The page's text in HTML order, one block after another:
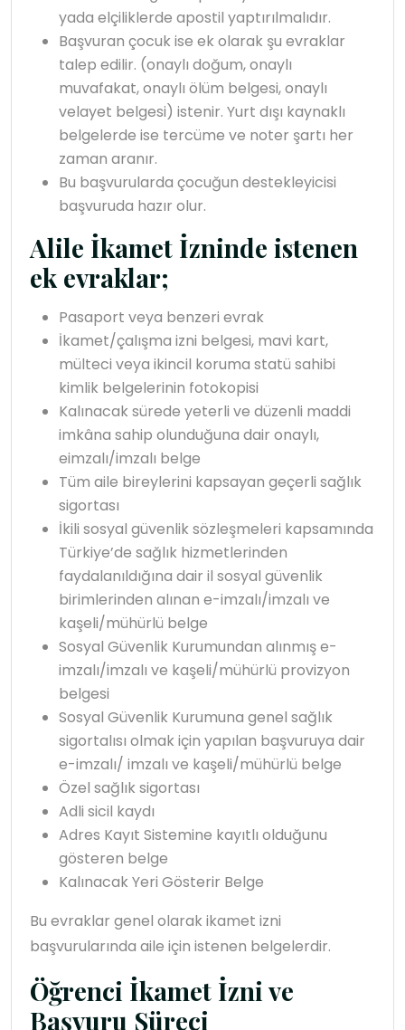
yada elçiliklerde apostil yaptırılmalıdır.
Başvuran çocuk ise ek olarak şu evraklar
talep edilir. (onaylı doğum, onaylı
muvafakat, onaylı ölüm belgesi, onaylı
velayet belgesi) istenir. Yurt dışı kaynaklı
belgelerde ise tercüme ve noter şartı her
zaman aranır.
Bu başvurularda çocuğun destekleyicisi
başvuruda hazır olur.
Alile İkamet İzninde istenen
ek evraklar;
Pasaport veya benzeri evrak
İkamet/çalışma izni belgesi, mavi kart,
mülteci veya ikincil koruma statü sahibi
kimlik belgelerinin fotokopisi
Kalınacak sürede yeterli ve düzenli maddi
imkâna sahip olunduğuna dair onaylı,
eimzalı/imzalı belge
Tüm aile bireylerini kapsayan geçerli sağlık
sigortası
İkili sosyal güvenlik sözleşmeleri kapsamında
Türkiye’de sağlık hizmetlerinden
faydalanıldığına dair il sosyal güvenlik
birimlerinden alınan e-imzalı/imzalı ve
kaşeli/mühürlü belge
Sosyal Güvenlik Kurumundan alınmış e-
imzalı/imzalı ve kaşeli/mühürlü provizyon
belgesi
Sosyal Güvenlik Kurumuna genel sağlık
sigortalısı olmak için yapılan başvuruya dair
e-imzalı/ imzalı ve kaşeli/mühürlü belge
Özel sağlık sigortası
Adli sicil kaydı
Adres Kayıt Sistemine kayıtlı olduğunu
gösteren belge
Kalınacak Yeri Gösterir Belge
Bu evraklar genel olarak ikamet izni
başvurularında aile için istenen belgelerdir.
Öğrenci İkamet İzni ve
Başvuru Süreci